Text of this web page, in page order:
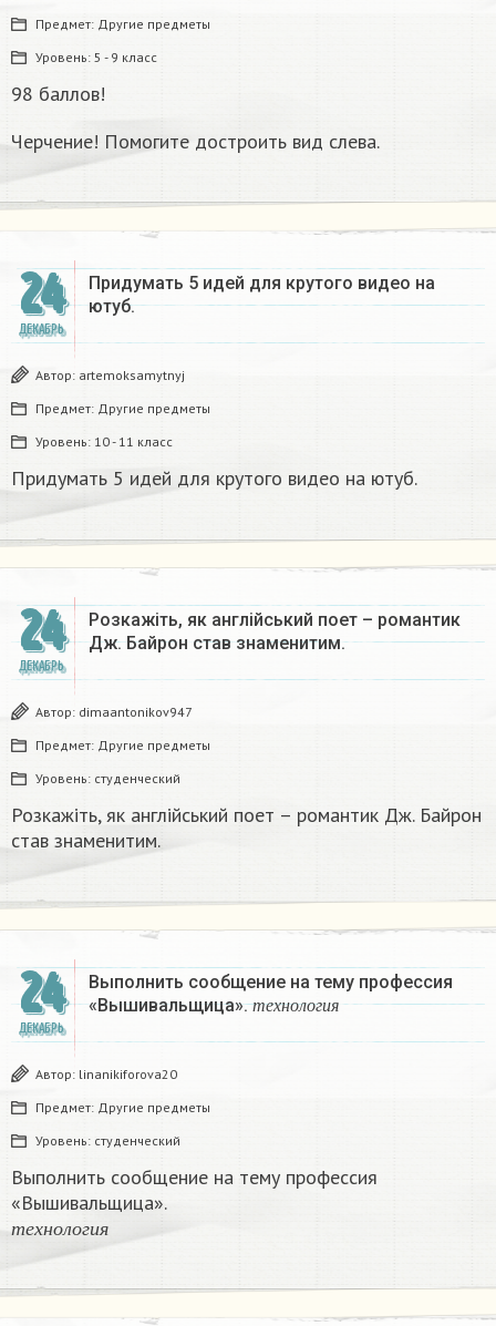
Предмет: Другие предметы
Уровень: 5 - 9 класс
98 баллов!
Черчение! Помогите достроить вид слева.
24
ДЕКАБРЬ
Придумать 5 идей для крутого видео на
ютуб.
Автор: artemoksamytnyj
Предмет: Другие предметы
Уровень: 10 - 11 класс
Придумать 5 идей для крутого видео на ютуб.
24
ДЕКАБРЬ
Розкажіть, як англійський поет – романтик
Дж. Байрон став знаменитим.​
Автор: dimaantonikov947
Предмет: Другие предметы
Уровень: студенческий
Розкажіть, як англійський поет – романтик Дж. Байрон
став знаменитим.​
24
ДЕКАБРЬ
Выполнить сообщение на тему профессия
«Вышивальщица».т е хн ол о гия
техн ол о гия
Автор: linanikiforova20
Предмет: Другие предметы
Уровень: студенческий
Выполнить сообщение на тему профессия
«Вышивальщица».
т ехн ол о г ия
технология